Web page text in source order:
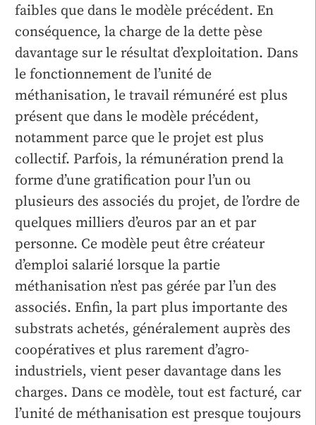
faibles que dans le modèle précédent. En
conséquence, la charge de la dette pèse
davantage sur le résultat d’exploitation. Dans
le fonctionnement de l’unité de
méthanisation, le travail rémunéré est plus
présent que dans le modèle précédent,
notamment parce que le projet est plus
collectif. Parfois, la rémunération prend la
forme d’une gratification pour l’un ou
plusieurs des associés du projet, de l’ordre de
quelques milliers d’euros par an et par
personne. Ce modèle peut être créateur
d’emploi salarié lorsque la partie
méthanisation n’est pas gérée par l’un des
associés. Enfin, la part plus importante des
substrats achetés, généralement auprès des
coopératives et plus rarement d’agro-
industriels, vient peser davantage dans les
charges. Dans ce modèle, tout est facturé, car
l’unité de méthanisation est presque toujours